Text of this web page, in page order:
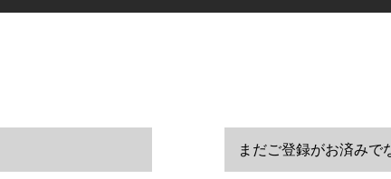
まだご登録がお済みで